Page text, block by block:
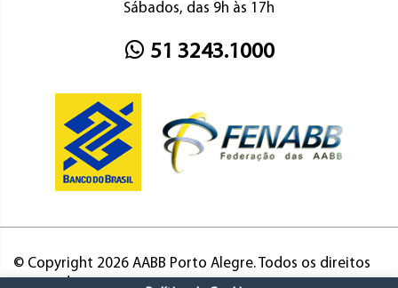
Sábados, das 9h às 17h
51 3243.1000
© Copyright 2026 AABB Porto Alegre. Todos os direitos